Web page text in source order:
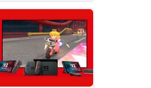
de la Switch 2.
07/22/2026